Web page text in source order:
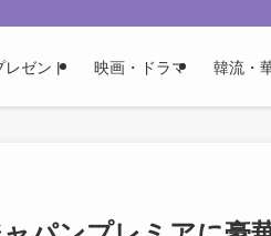
レゼント 映画・ドラマ 韓流・